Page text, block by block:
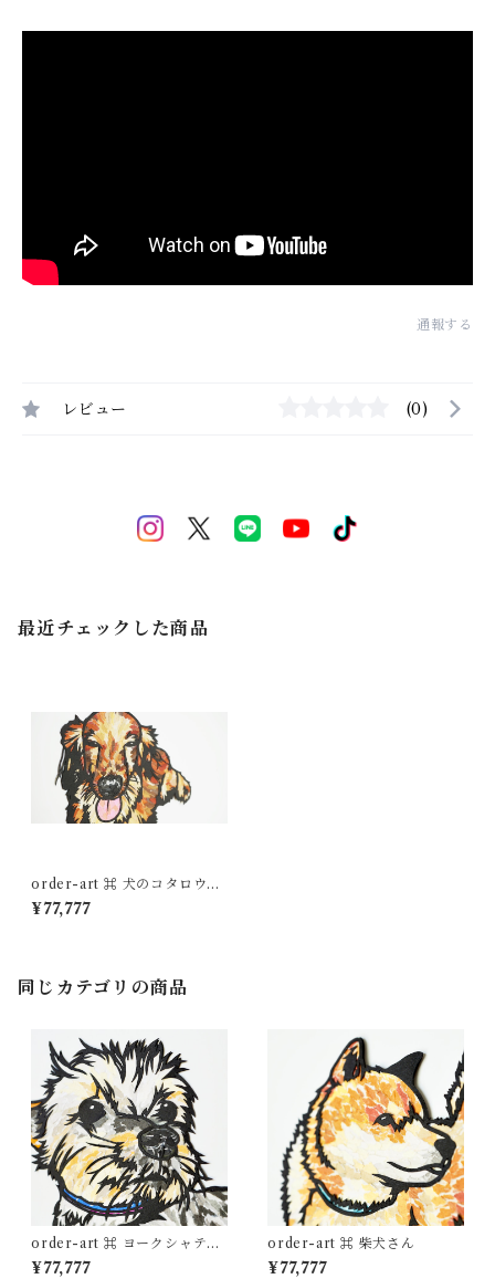
通報する
レビュー (0)
最近チェックした商品
order-art ⌘ 犬のコタロウく
ん
¥77,777
同じカテゴリの商品
order-art ⌘ ヨークシャテリ
アさん
¥77,777
order-art ⌘ 柴犬さん
¥77,777